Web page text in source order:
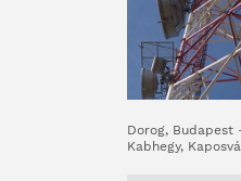
Dorog, Budapest
Kabhegy,